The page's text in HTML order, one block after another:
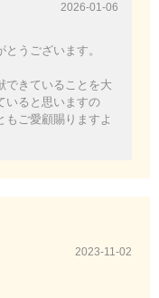
2026-01-06
うございます。
できていることを大
いると思いますの
もご愛顧賜りますよ
2023-11-02